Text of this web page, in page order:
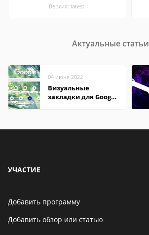
Версия: latest
Актуальные статьи
04 июня 2022
Визуальные
закладки для Google
УЧАСТИЕ
Добавить программу
Добавить обзор или статью